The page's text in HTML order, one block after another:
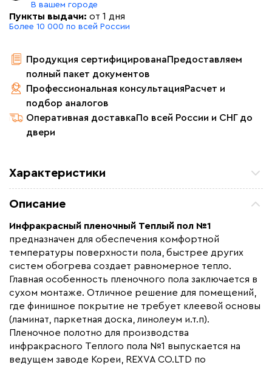
В вашем городе
Пункты выдачи: от 1 дня
Более 10 000 по всей России
Продукция сертифицированаПредоставляем
полный пакет документов
Профессиональная консультацияРасчет и
подбор аналогов
Оперативная доставкаПо всей России и СНГ до
двери
Характеристики
Мощность (Вт)
Назначение
Под линолеум / ковролин,
Монтаж Сухой монтаж
Макс. рабочая температура (C) +65
Макс. ток нагрузки (А)
Ширина (мм)
Толщина (мм)
Описание
Инфракрасный пленочный Теплый пол №1
предназначен для обеспечения комфортной
температуры поверхности пола, быстрее других
систем обогрева создает равномерное тепло.
Главная особенность пленочного пола заключается в
сухом монтаже. Отличное решение для помещений,
где финишное покрытие не требует клеевой основы
(ламинат, паркетная доска, линолеум и.т.п).
Пленочное полотно для производства
инфракрасного Теплого пола №1 выпускается на
ведущем заводе Кореи, REXVA CO.LTD по